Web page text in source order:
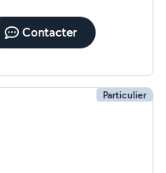
Contacter
Particulier